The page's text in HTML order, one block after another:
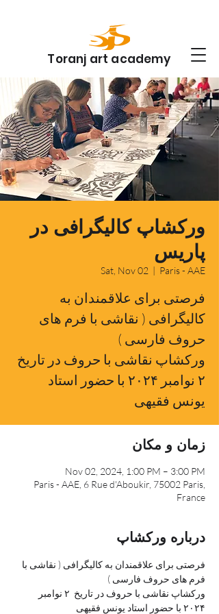
Toranj art academy
ورکشاپ کالیگرافی در
پاریس
Sat, Nov 02
  |
Paris - AAE
فرصتی برای علاقمندان به
کالیگرافی ( نقاشی با فرم های
حروف فارسی )
ورکشاپ نقاشی با حروف در تاریخ
۲ نوامبر ۲۰۲۴ با حضور استاد
یونس فقیهی
زمان و مکان
Nov 02, 2024, 1:00 PM – 3:00 PM
Paris - AAE, 6 Rue d'Aboukir, 75002 Paris,
France
درباره ورکشاپ
فرصتی برای علاقمندان به کالیگرافی ( نقاشی با
فرم های حروف فارسی )
ورکشاپ نقاشی با حروف در تاریخ  ۲ نوامبر
۲۰۲۴ با حضور استاد یونس فقیهی